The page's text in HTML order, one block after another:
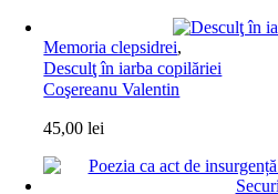
Memoria clepsidrei,
Desculţ în iarba copilăriei
Coşereanu Valentin
45,00lei